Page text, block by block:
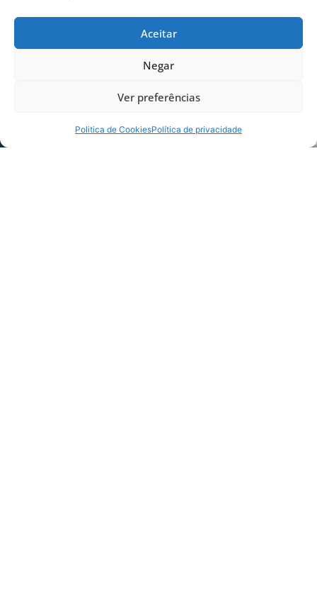
Aceitar
Negar
Ver preferências
Politica de CookiesPolítica de privacidade
FOTO: Alceu Atherino / AVAÍ F.C.